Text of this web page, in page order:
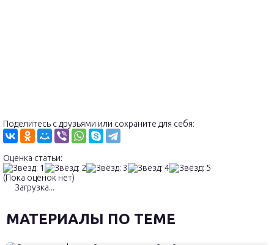
Поделитесь с друзьями или сохраните для себя:
Оценка статьи:
(Пока оценок нет)
Загрузка...
МАТЕРИАЛЫ ПО ТЕМЕ